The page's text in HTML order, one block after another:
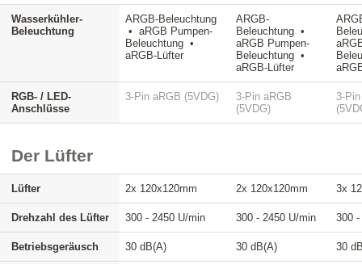
Wasserkühler-
Beleuchtung
ARGB-Beleuchtung
• aRGB Pumpen-
Beleuchtung •
aRGB-Lüfter
ARGB-
Beleuchtung •
aRGB Pumpen-
Beleuchtung •
aRGB-Lüfter
RGB- / LED-
Anschlüsse
3-Pin aRGB (5VDG)
3-Pin aRGB
(5VDG)
3-
Der Lüfter
Lüfter 2x 120x120mm 2x 120x120mm 3x
Drehzahl des Lüfter 300 - 2450 U/min 300 - 2450 U/min 300
Betriebsgeräusch 30 dB(A) 30 dB(A) 30